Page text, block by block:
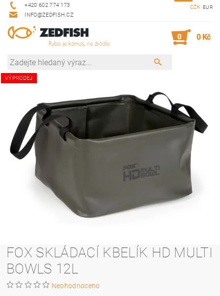
+420 602 774 173
INFO@ZEDFISH.CZ
CZK EUR
0 0 Kč
VÝPRODEJ
FOX SKLÁDACÍ KBELÍK HD MULTI
BOWLS 12L
Neohodnoceno